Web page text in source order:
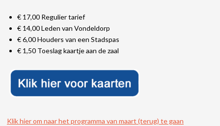
€ 17,00 Regulier tarief
€ 14,00 Leden van Vondeldorp
€ 6,00 Houders van een Stadspas
€ 1,50 Toeslag kaartje aan de zaal
Klik hier om naar het programma van maart (terug) te gaan